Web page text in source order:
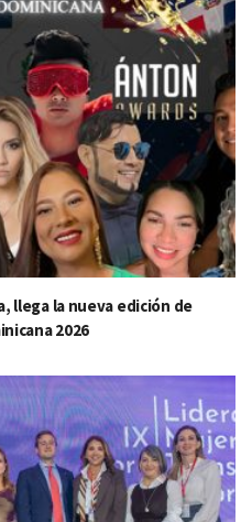
llega la nueva edición de
2026